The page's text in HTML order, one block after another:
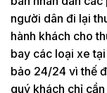
người dân đi lại
hành khách cho
bay các loại xe
bảo 24/24 vì thế
quý khách chỉ